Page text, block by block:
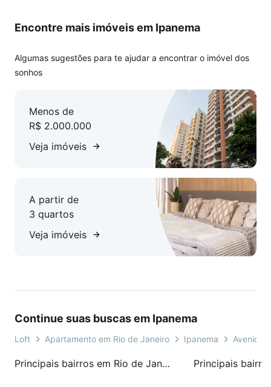
* prédio com portaria 24h
Agende uma visita para conhecer melhor o imóvel.
Encontre mais imóveis em Ipanema
Algumas sugestões para te ajudar a encontrar o imóvel dos
sonhos
Menos de
R$ 2.000.000
Veja imóveis
A partir de
3 quartos
Veja imóveis
Continue suas buscas em Ipanema
Loft Apartamento em Rio de Janeiro Ipanema Avenida
Principais bairros em Rio de Janeiro, RJ